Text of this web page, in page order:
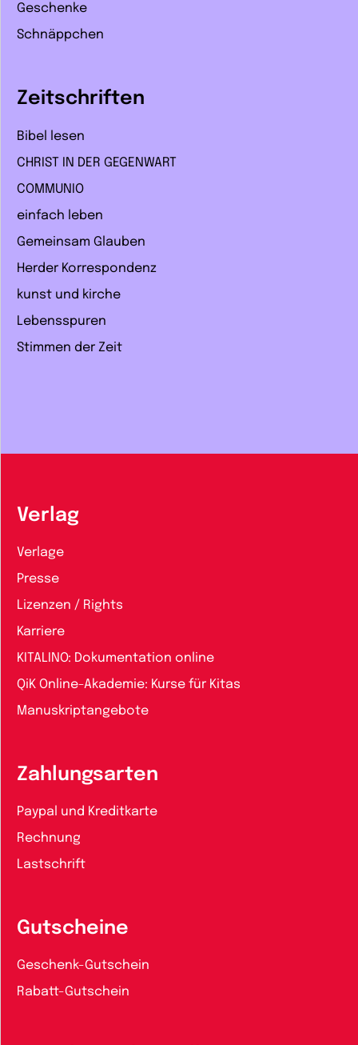
Geschenke
Schnäppchen
Zeitschriften
Bibel lesen
CHRIST IN DER GEGENWART
COMMUNIO
einfach leben
Gemeinsam Glauben
Herder Korrespondenz
kunst und kirche
Lebensspuren
Stimmen der Zeit
Verlag
Verlage
Presse
Lizenzen / Rights
Karriere
KITALINO: Dokumentation online
QiK Online-Akademie: Kurse für Kitas
Manuskriptangebote
Zahlungsarten
Paypal und Kreditkarte
Rechnung
Lastschrift
Gutscheine
Geschenk-Gutschein
Rabatt-Gutschein